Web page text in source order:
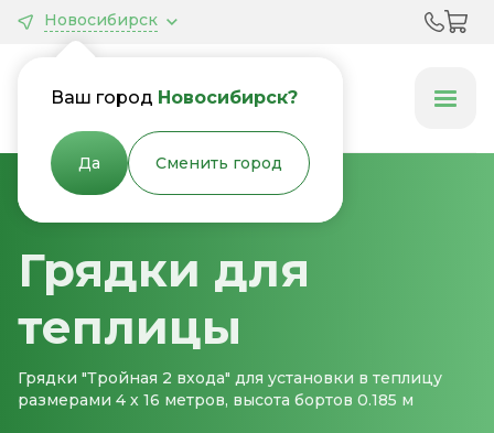
Новосибирск
Ваш город Новосибирск?
Да Сменить город
Грядки & Клумбы
Главная Грядки для теплицы
Грядки для
теплицы
Грядки "Тройная 2 входа" для установки в теплицу
размерами 4 х 16 метров, высота бортов 0.185 м